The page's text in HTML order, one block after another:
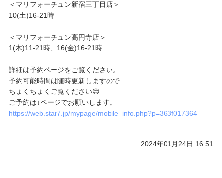
ご予約/お問い合わせ
＜マリフォーチュン新宿三丁目店＞
10(土)16-21時
＜マリフォーチュン高円寺店＞
1(木)11-21時、16(金)16-21時
詳細は予約ページをご覧ください。
予約可能時間は随時更新しますので
ちょくちょくご覧ください😊
ご予約は↓ページでお願いします。
https://web.star7.jp/mypage/mobile_info.php?p=363f017364
2024年01月24日 16:51